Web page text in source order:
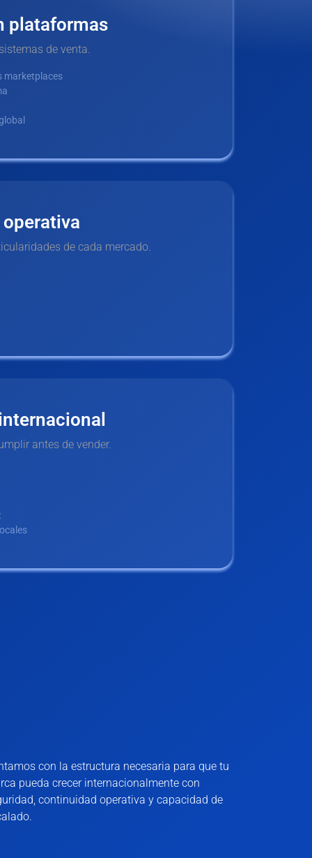
plataformas
de venta.
marketplaces
de cada mercado.
antes de vender.
con la estructura necesaria para que tu
pueda crecer internacionalmente con
continuidad operativa y capacidad de